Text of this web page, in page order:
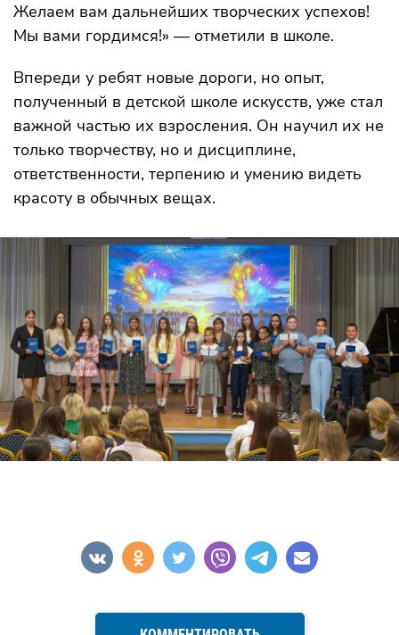
Желаем вам дальнейших творческих успехов!
Мы вами гордимся!» — отметили в школе.
Впереди у ребят новые дороги, но опыт,
полученный в детской школе искусств, уже стал
важной частью их взросления. Он научил их не
только творчеству, но и дисциплине,
ответственности, терпению и умению видеть
красоту в обычных вещах.